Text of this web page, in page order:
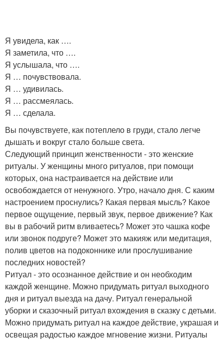
Я увидела, как ….
Я заметила, что ….
Я услышала, что ….
Я … почувствовала.
Я … удивилась.
Я … рассмеялась.
Я … сделала.
Вы почувствуете, как потеплело в груди, стало легче
дышать и вокруг стало больше света.
Следующий принцип женственности - это женские
ритуалы. У женщины много ритуалов, при помощи
которых, она настраивается на действие или
освобождается от ненужного. Утро, начало дня. С каким
настроением проснулись? Какая первая мысль? Какое
первое ощущение, первый звук, первое движение? Как
вы в рабочий ритм вливаетесь? Может это чашка кофе
или звонок подруге? Может это макияж или медитация,
полив цветов на подоконнике или прослушивание
последних новостей?
Ритуал - это осознанное действие и он необходим
каждой женщине. Можно придумать ритуал выходного
дня и ритуал выезда на дачу. Ритуал генеральной
уборки и сказочный ритуал вхождения в сказку с детьми.
Можно придумать ритуал на каждое действие, украшая и
освещая радостью каждое мгновение жизни. Ритуалы